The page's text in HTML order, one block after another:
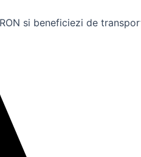
si beneficiezi de